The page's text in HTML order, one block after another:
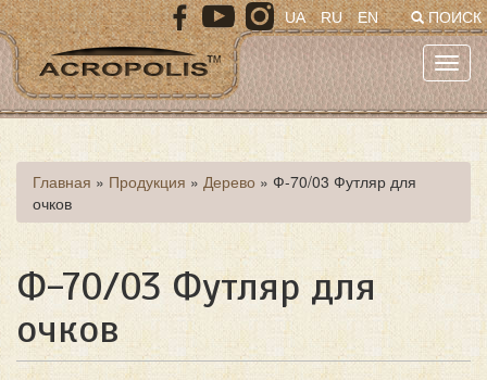
Перейти
к
основному
содержанию
ПОИСК
UA RU EN
Вы
здесь
Главная » Продукция » Дерево » Ф-70/03 Футляр для
очков
Ф-70/03 Футляр для
очков